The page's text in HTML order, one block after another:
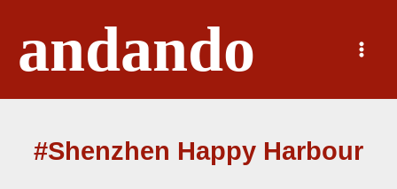
springenandando
Main
Menu
#Shenzhen Happy Harbour